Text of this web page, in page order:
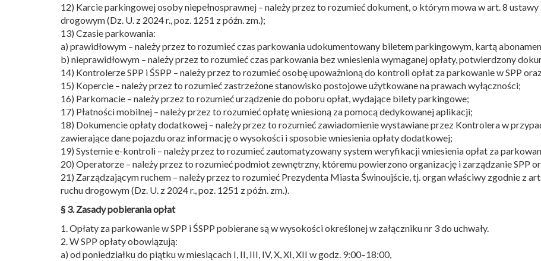
12) Karcie parkingowej osoby niepełnosprawnej – należy przez to rozumieć dokument, o którym mowa w art. 8
drogowym (Dz. U. z 2024 r., poz. 1251 z późn. zm.);
13) Czasie parkowania:
a) prawidłowym – należy przez to rozumieć czas parkowania udokumentowany biletem parkingowym, kartą
b) nieprawidłowym – należy przez to rozumieć czas parkowania bez wniesienia wymaganej opłaty, potwierdzony
14) Kontrolerze SPP i ŚSPP – należy przez to rozumieć osobę upoważnioną do kontroli opłat za parkowanie w SPP
15) Kopercie – należy przez to rozumieć zastrzeżone stanowisko postojowe użytkowane na prawach wyłączności;
16) Parkomacie – należy przez to rozumieć urządzenie do poboru opłat, wydające bilety parkingowe;
17) Płatności mobilnej – należy przez to rozumieć opłatę wniesioną za pomocą dedykowanej aplikacji;
18) Dokumencie opłaty dodatkowej – należy przez to rozumieć zawiadomienie wystawiane przez Kontrolera w
zawierające dane pojazdu oraz informację o wysokości i sposobie wniesienia opłaty dodatkowej;
19) Systemie e-kontroli – należy przez to rozumieć zautomatyzowany system weryfikacji wniesienia opłat za
20) Operatorze – należy przez to rozumieć podmiot zewnętrzny, któremu powierzono organizację i zarządzanie SPP
21) Zarządzającym ruchem – należy przez to rozumieć Prezydenta Miasta Świnoujście, tj. organ właściwy zgodnie z
ruchu drogowym (Dz. U. z 2024 r., poz. 1251 z późn. zm.).
§ 3. Zasady pobierania opłat
1. Opłaty za parkowanie w SPP i ŚSPP pobierane są w wysokości określonej w załączniku nr 3 do uchwały.
2. W SPP opłaty obowiązują:
a) od poniedziałku do piątku w miesiącach I, II, III, IV, X, XI, XII w godz. 9:00–18:00,